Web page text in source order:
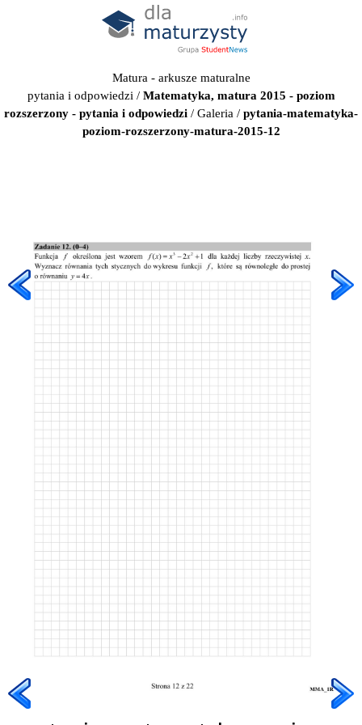
Matura - arkusze maturalne
pytania i odpowiedzi / Matematyka, matura 2015 - poziom
rozszerzony - pytania i odpowiedzi / Galeria / pytania-matematyka-
poziom-rozszerzony-matura-2015-12